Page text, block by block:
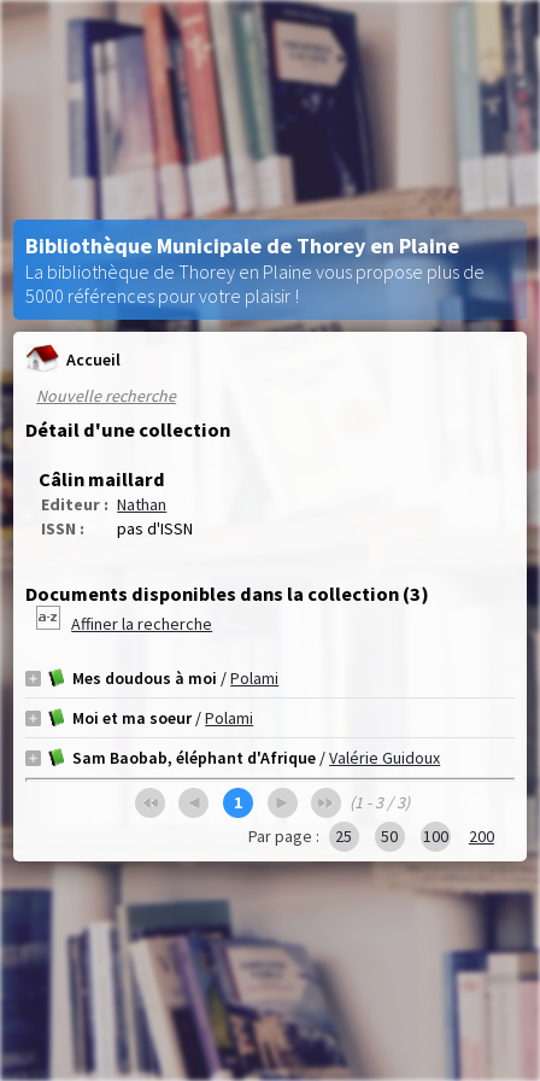
Accueil
Nouvelle recherche
Détail d'une collection
Câlin maillard
Editeur : Nathan
ISSN :
pas d'ISSN
Documents disponibles dans la collection (3)
Affiner la recherche
Mes doudous à moi /Polami
Moi et ma soeur/Polami
Sam Baobab, éléphant d'Afrique /Valérie Guidoux
1
(1 - 3 / 3)
Par page :
25 50 100 200
Bibliothèque Municipale de Thorey en Plaine
La bibliothèque de Thorey en Plaine vous propose plus de
5000 références pour votre plaisir !